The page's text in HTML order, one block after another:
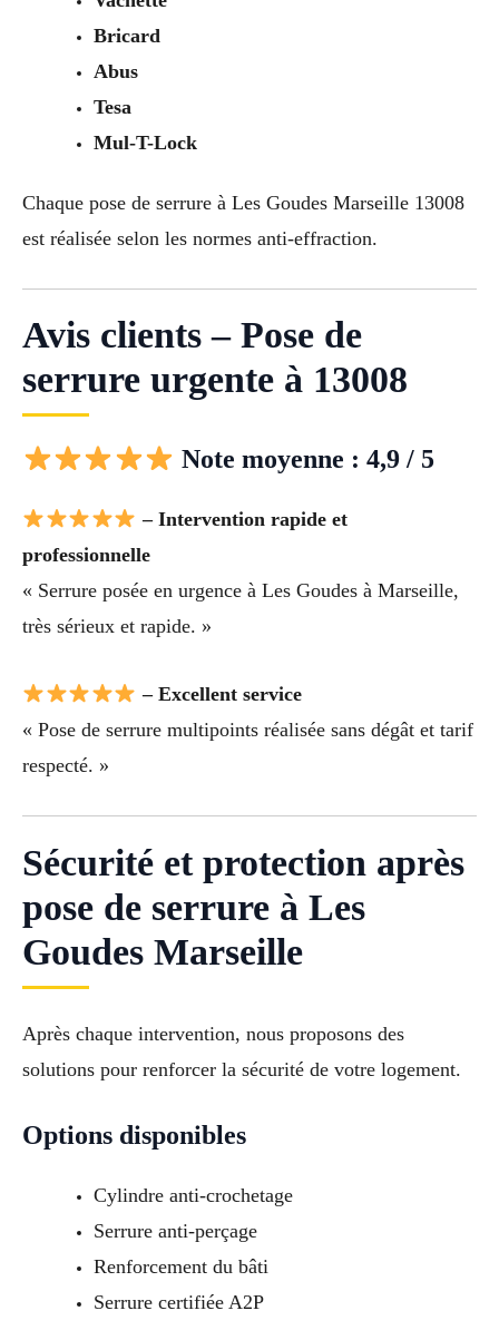
Bricard
Abus
Tesa
Mul-T-Lock
Chaque pose de serrure à Les Goudes Marseille 13008
est réalisée selon les normes anti-effraction.
Avis clients – Pose de
serrure urgente à 13008
Note moyenne : 4,9 / 5
– Intervention rapide et
professionnelle
« Serrure posée en urgence à Les Goudes à Marseille,
très sérieux et rapide. »
– Excellent service
« Pose de serrure multipoints réalisée sans dégât et tarif
respecté. »
Sécurité et protection après
pose de serrure à Les
Goudes Marseille
Après chaque intervention, nous proposons des
solutions pour renforcer la sécurité de votre logement.
Options disponibles
Cylindre anti-crochetage
Serrure anti-perçage
Renforcement du bâti
Serrure certifiée A2P